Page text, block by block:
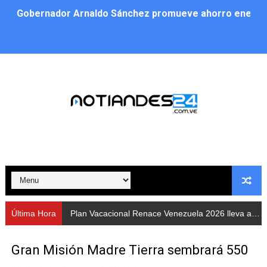
Gobernador Arnaldo Sánchez promueve ahorro
Cuerpos de Seguridad activaron operativos
Alcaldía de Libertador impulsa el Plan Ofensiva
Cidata y el Observatorio Astronómico Nacional de
Concejo Municipal de Zea celebra distinción de
CIEPROL-ULA distingue al municipio Zea como
Última Hora Plan Vacacional Renace Venezuela 2026 lleva actividades recreativas a Los Guaimaros
Gran Misión Madre Tierra sembrará 550